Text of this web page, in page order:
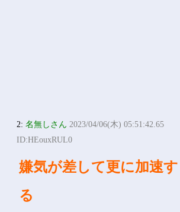
2:名無しさん 2023/04/06(木) 05:51:42.65
ID:HEouxRUL0
嫌気が差して更に加速す
る